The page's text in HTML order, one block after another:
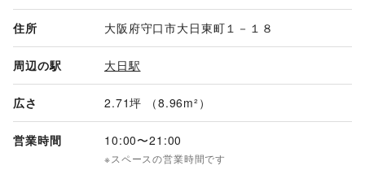
住所 大阪府守口市大日東町１－１８
周辺の駅 大日駅
広さ 2.71坪 （8.96m²）
営業時間 10:00〜21:00
※スペースの営業時間です